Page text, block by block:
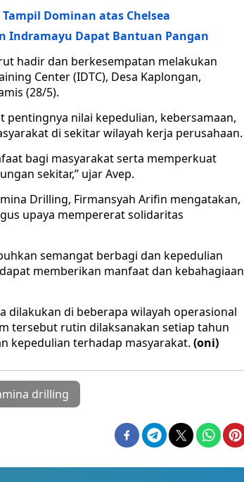
Dominan atas Chelsea
Indramayu Dapat Bantuan Pangan
hadir dan berkesempatan melakukan
Center (IDTC), Desa Kaplongan,
(28/5).
nilai kepedulian, kebersamaan,
di sekitar wilayah kerja perusahaan.
bagi masyarakat serta memperkuat
sekitar,” ujar Avep.
Drilling, Firmansyah Arifin mengatakan,
upaya mempererat solidaritas
semangat berbagi dan kepedulian
memberikan manfaat dan kebahagiaan
dilakukan di beberapa wilayah operasional
tersebut rutin dilaksanakan setiap tahun
kepedulian terhadap masyarakat. (oni)
drilling